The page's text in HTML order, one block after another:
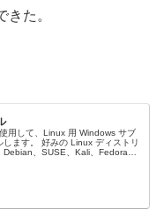
た。
用して、Linux 用 Windows サブ
します。 好みの Linux ディストリ
、SUSE、Kali、Fedora、